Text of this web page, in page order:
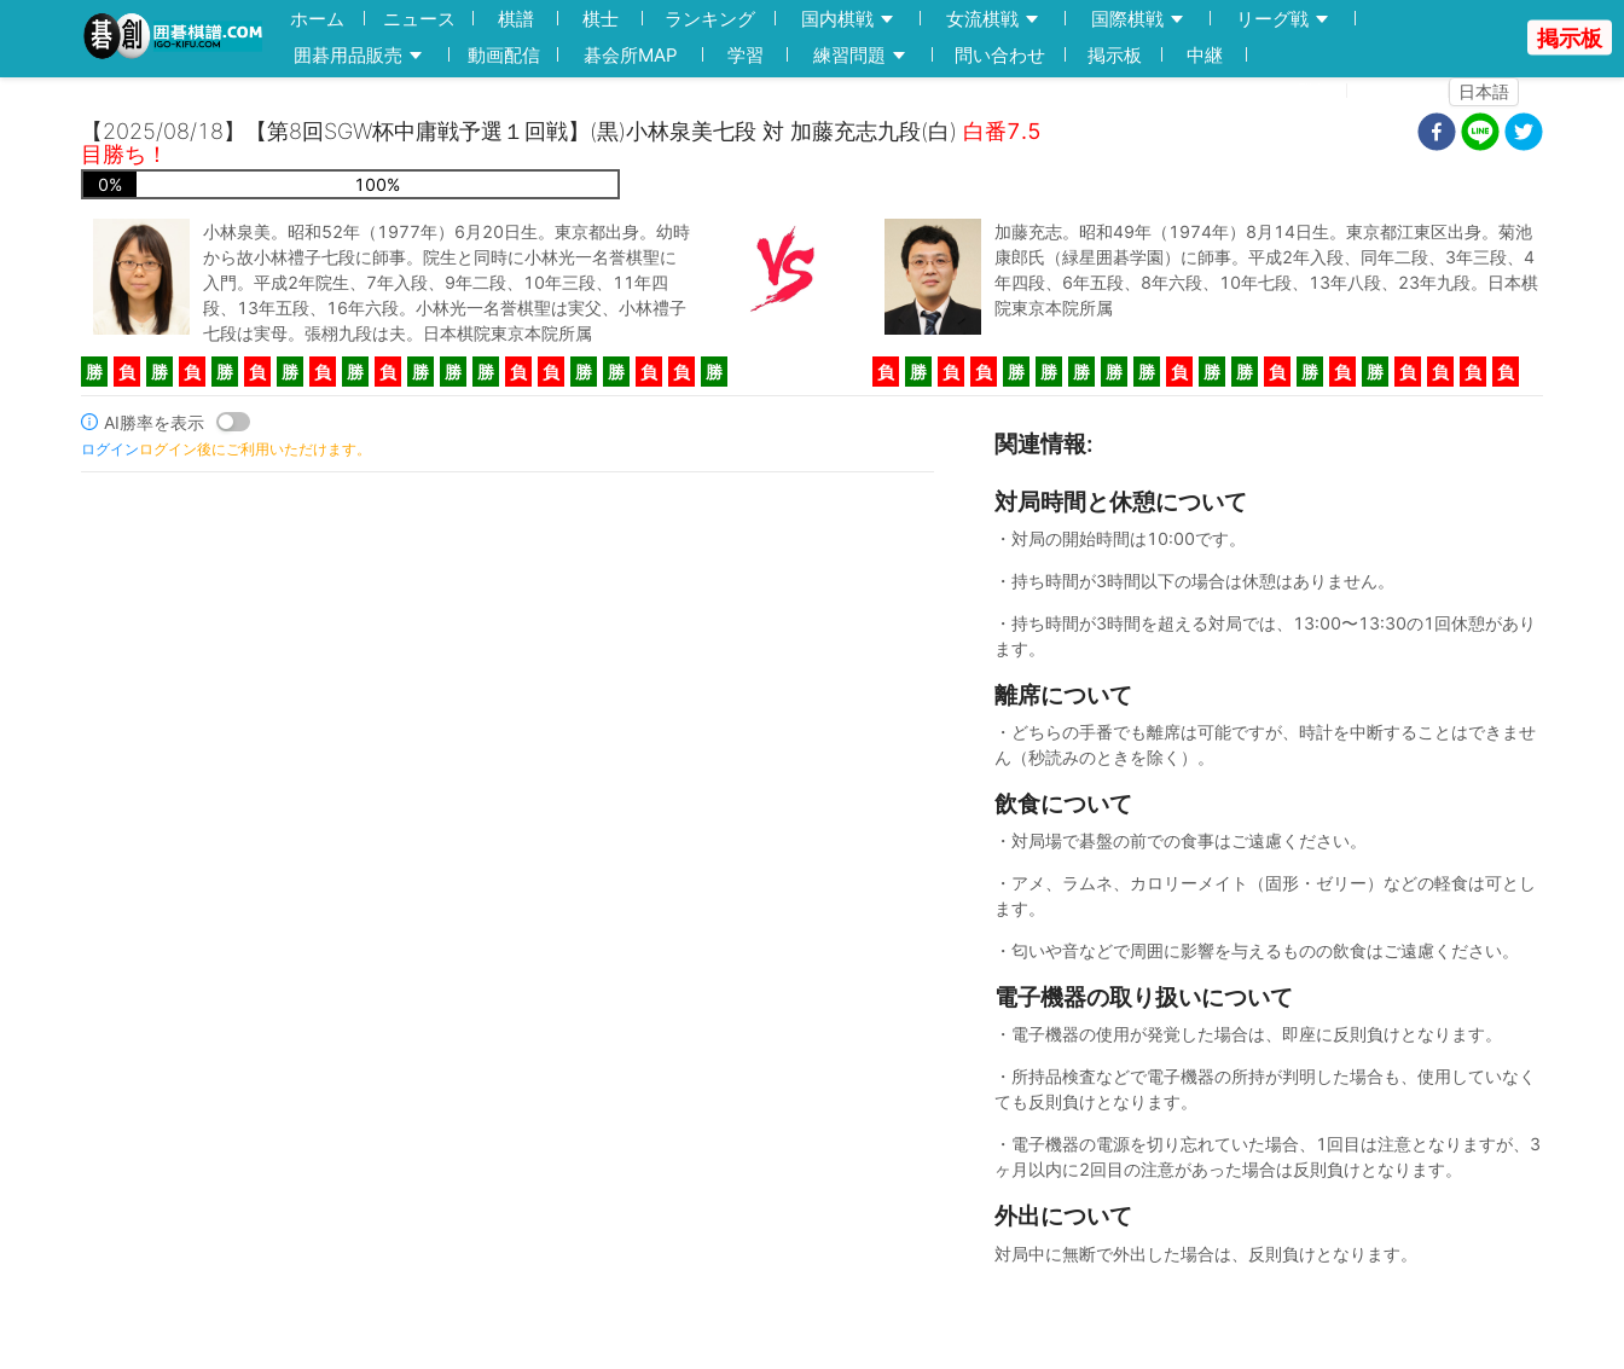
ホーム ニュース 棋譜 棋士 ランキング 国内棋戦 女流棋戦 国際棋戦
リーグ戦
囲碁用品販売
動画配信 碁会所MAP 学習 練習問題 問い合わせ 掲示板
中継
日本語
掲示板
【2025/08/18】【第8回SGW杯中庸戦予選１回戦】(黒)小林泉美七段 対 加藤充志九段(白) 白番7.5
目勝ち！
0% 100%
小林泉美。昭和52年（1977年）6月20日生。東京都出身。幼時
から故小林禮子七段に師事。院生と同時に小林光一名誉棋聖に
入門。平成2年院生、7年入段、9年二段、10年三段、11年四
段、13年五段、16年六段。小林光一名誉棋聖は実父、小林禮子
七段は実母。張栩九段は夫。日本棋院東京本院所属
加藤充志。昭和49年（1974年）8月14日生。東京都江東区出身。菊池
康郎氏（緑星囲碁学園）に師事。平成2年入段、同年二段、3年三段、4
年四段、6年五段、8年六段、10年七段、13年八段、23年九段。日本棋
院東京本院所属
勝 負 勝 負 勝 負 勝 負 勝 負 勝 勝 勝 負 負 勝 勝 負 負 勝 負 勝 負 負 勝 勝 勝 勝 勝 負 勝 勝 負 勝 負 勝 負 負 負 負
AI勝率を表示
ログイン ログイン後にご利用いただけます。 関連情報:
対局時間と休憩について
・対局の開始時間は10:00です。
・持ち時間が3時間以下の場合は休憩はありません。
・持ち時間が3時間を超える対局では、13:00〜13:30の1回休憩があり
ます。
離席について
・どちらの手番でも離席は可能ですが、時計を中断することはできませ
ん（秒読みのときを除く）。
飲食について
・対局場で碁盤の前での食事はご遠慮ください。
・アメ、ラムネ、カロリーメイト（固形・ゼリー）などの軽食は可とし
ます。
・匂いや音などで周囲に影響を与えるものの飲食はご遠慮ください。
電子機器の取り扱いについて
・電子機器の使用が発覚した場合は、即座に反則負けとなります。
・所持品検査などで電子機器の所持が判明した場合も、使用していなく
ても反則負けとなります。
・電子機器の電源を切り忘れていた場合、1回目は注意となりますが、3
ヶ月以内に2回目の注意があった場合は反則負けとなります。
外出について
対局中に無断で外出した場合は、反則負けとなります。